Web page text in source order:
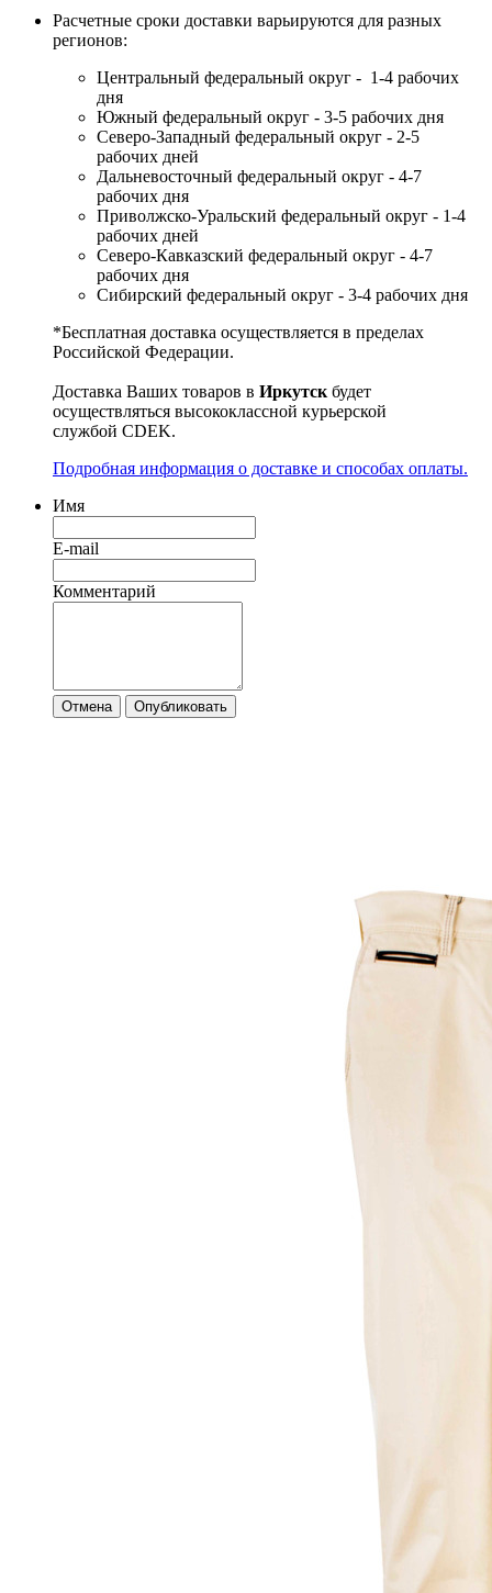
Расчетные сроки доставки варьируются для разных
регионов:
Центральный федеральный округ - 1-4 рабочих
дня
Южный федеральный округ - 3-5 рабочих дня
Северо-Западный федеральный округ - 2-5
рабочих дней
Дальневосточный федеральный округ - 4-7
рабочих дня
Приволжско-Уральский федеральный округ - 1-4
рабочих дней
Северо-Кавказский федеральный округ - 4-7
рабочих дня
Сибирский федеральный округ - 3-4 рабочих дня
*Бесплатная доставка осуществляется в пределах
Российской Федерации.
Доставка Ваших товаров в Иркутскбудет
осуществляться высококлассной курьерской
службой CDEK.
Подробная информация о доставке и способах оплаты.
Имя
E-mail
Комментарий
Отмена Опубликовать